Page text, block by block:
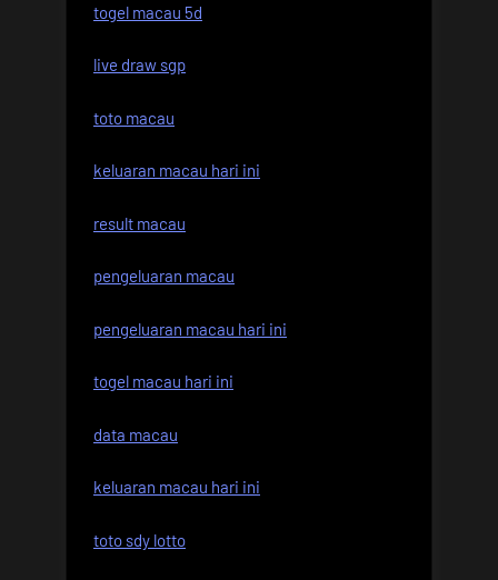
togel macau 5d
live draw sgp
toto macau
keluaran macau hari ini
result macau
pengeluaran macau
pengeluaran macau hari ini
togel macau hari ini
data macau
keluaran macau hari ini
toto sdy lotto